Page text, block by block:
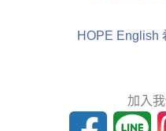
HOPE English
加入我